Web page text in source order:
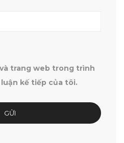
trang web trong trình
kế tiếp của tôi.